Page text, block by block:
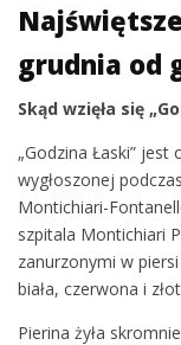
grudnia od
Skąd wzięła się
„Godzina Łaski”
wygłoszonej
Montichiari-
szpitala Montichiari
zanurzonymi w
biała, czerwona i
Pierina żyła